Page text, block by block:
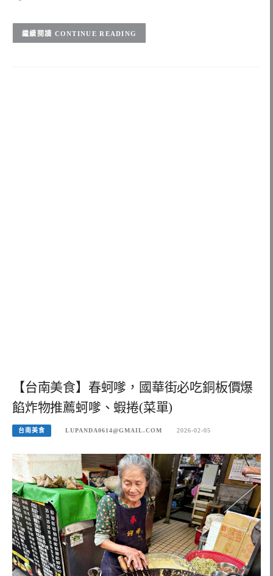
CONTINUE READING
【台南美食】春蚵嗲，國華街必吃銅板價爆
餡炸物推薦蚵嗲、蝦捲(菜單)
台南美食 LUPANDA0614@GMAIL.COM 2026-02-05